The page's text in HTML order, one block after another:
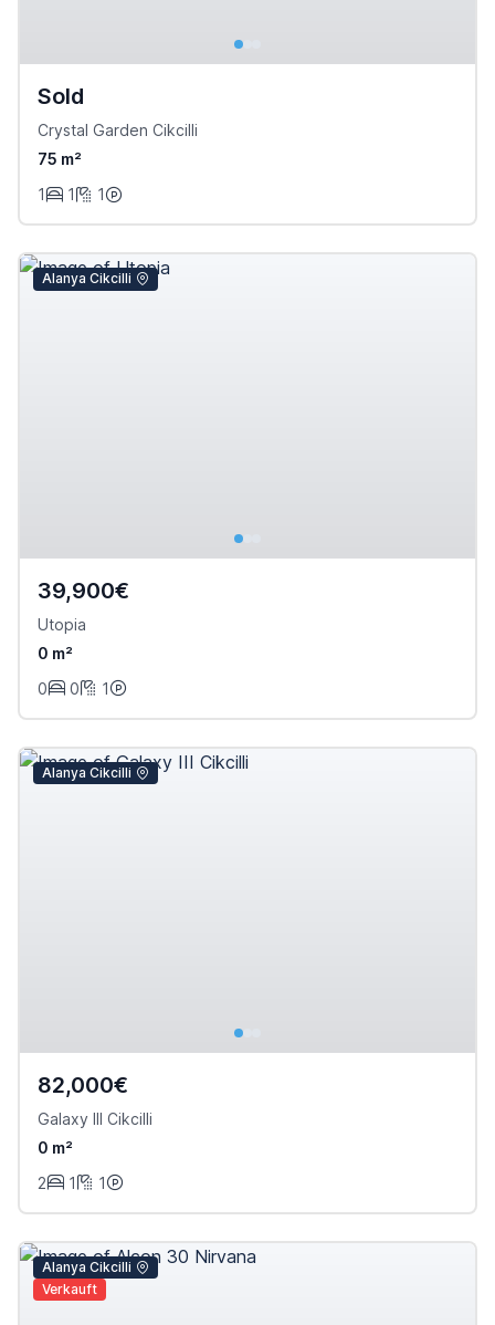
Sold
Crystal Garden Cikcilli
75 m²
1
1 1
Alanya Cikcilli
39,900€
Utopia
0 m²
0
0 1
Alanya Cikcilli
82,000€
Galaxy III Cikcilli
0 m²
2
1 1
Alanya Cikcilli
Verkauft